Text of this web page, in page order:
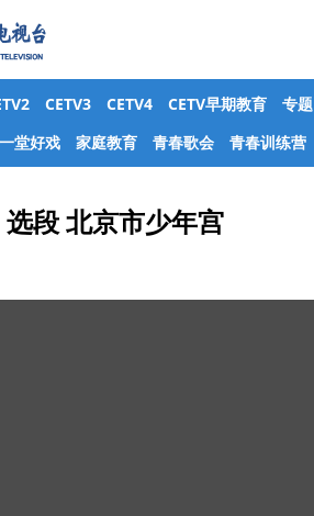
CETV3 CETV4 CETV早期教育
专题
一堂好戏 家庭教育 青春歌会 青春训练营
段 北京市少年宫